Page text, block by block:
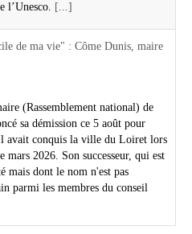
l’Unesco. [...]
de ma vie" : Côme Dunis, maire
(Rassemblement national) de
sa démission ce 5 août pour
avait conquis la ville du Loiret lors
mars 2026. Son successeur, qui est
mais dont le nom n'est pas
parmi les membres du conseil